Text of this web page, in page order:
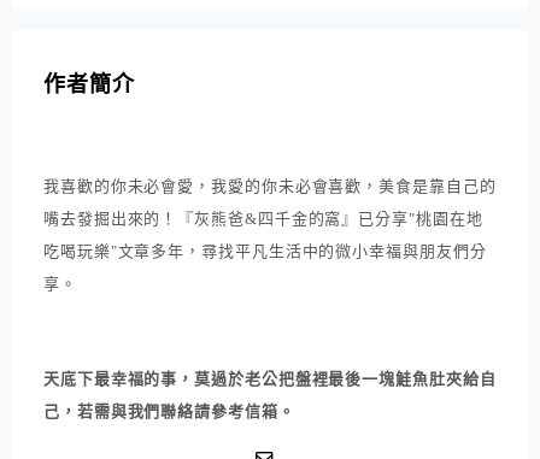
作者簡介
我喜歡的你未必會愛，我愛的你未必會喜歡，美食是靠自己的
嘴去發掘出來的！『灰熊爸&四千金的窩』已分享"桃園在地
吃喝玩樂"文章多年，尋找平凡生活中的微小幸福與朋友們分
享。
天底下最幸福的事，莫過於老公把盤裡最後一塊鮭魚肚夾給自
己，若需與我們聯絡請參考信箱。